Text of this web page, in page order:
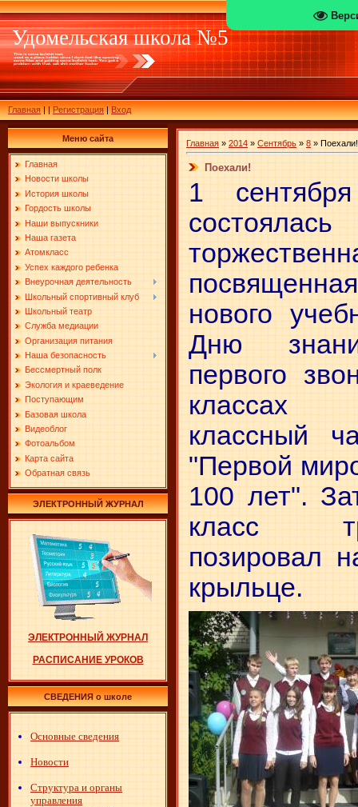
Удомельская школа №5
Главная||Регистрация|Вход
Меню сайта
Главная
Новости школы
История школы
Гордость школы
Наши выпускники
Наша газета
Атомкласс
Успех каждого ребенка
Внеурочная деятельность
Школьный спортивный клуб
Школьный театр
Служба медиации
Организация питания
Наша безопасность
Бессмертный полк
Экология и краеведение
Поступающим
Базовая школа
Видеоблог
Фотоальбом
Карта сайта
Обратная связь
ЭЛЕКТРОННЫЙ ЖУРНАЛ
ЭЛЕКТРОННЫЙ ЖУРНАЛ
РАСПИСАНИЕ УРОКОВ
СВЕДЕНИЯ о школе
Основные сведения
Новости
Структура и органы
управления
Главная » 2014 » Сентябрь » 8 » Поехали!
Поехали!
1
состоялась
нового
Дню
первого
классный
"Первой
100 лет".
класс
позировал
крыльце.